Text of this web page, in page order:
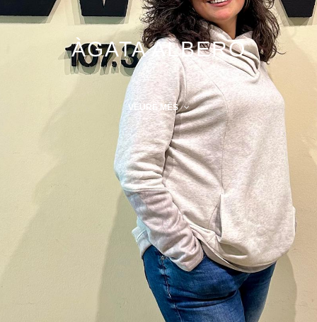
ÀGATA ALBERO
VEURE MÉS